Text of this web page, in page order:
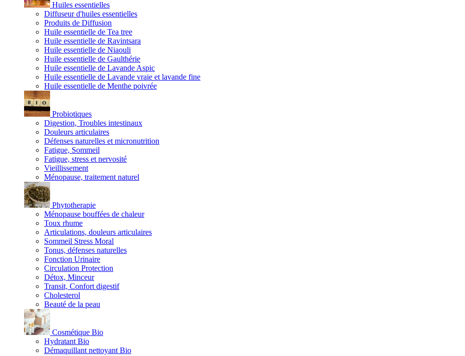
Huiles essentielles
Diffuseur d'huiles essentielles
Produits de Diffusion
Huile essentielle de Tea tree
Huile essentielle de Ravintsara
Huile essentielle de Niaouli
Huile essentielle de Gaulthérie
Huile essentielle de Lavande Aspic
Huile essentielle de Lavande vraie et lavande fine
Huile essentielle de Menthe poivrée
Probiotiques
Digestion, Troubles intestinaux
Douleurs articulaires
Défenses naturelles et micronutrition
Fatigue, Sommeil
Fatigue, stress et nervosité
Vieillissement
Ménopause, traitement naturel
Phytotherapie
Ménopause bouffées de chaleur
Toux rhume
Articulations, douleurs articulaires
Sommeil Stress Moral
Tonus, défenses naturelles
Fonction Urinaire
Circulation Protection
Détox, Minceur
Transit, Confort digestif
Cholesterol
Beauté de la peau
Cosmétique Bio
Hydratant Bio
Démaquillant nettoyant Bio